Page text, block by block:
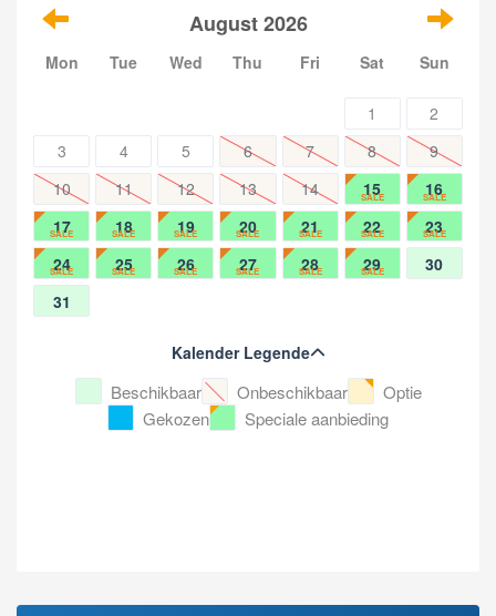
August 2026
Mon Tue Wed Thu Fri Sat Sun
1
2
3
4 5 6 7 8
9
10
11 12 13 14 15
SALE 16
SALE
17
SALE 18
SALE 19
SALE 20
SALE 21
SALE 22
SALE 23
SALE
24
SALE 25
SALE 26
SALE 27
SALE 28
SALE 29
SALE
30
31
Kalender Legende
Beschikbaar Onbeschikbaar
Optie
Gekozen
Speciale aanbieding